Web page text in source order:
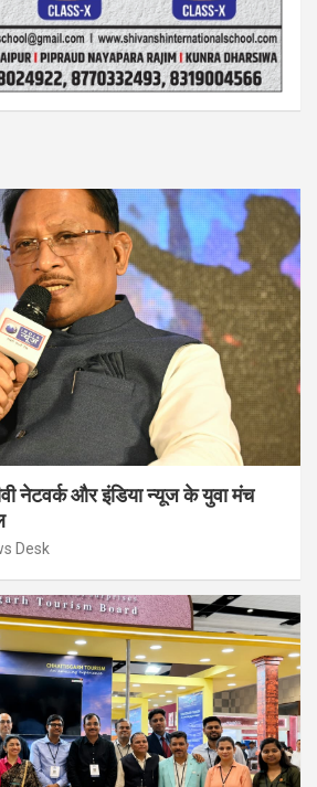
नेटवर्क और इंडिया न्यूज के युवा मंच
Desk